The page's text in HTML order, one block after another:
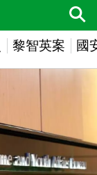
黎智英案 國